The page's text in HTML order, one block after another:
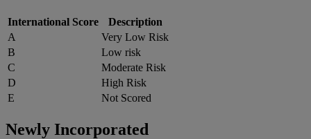
International Score
Description
A
Very Low Risk
B
Low risk
C
Moderate Risk
D
High Risk
E
Not Scored
Newly Incorporated